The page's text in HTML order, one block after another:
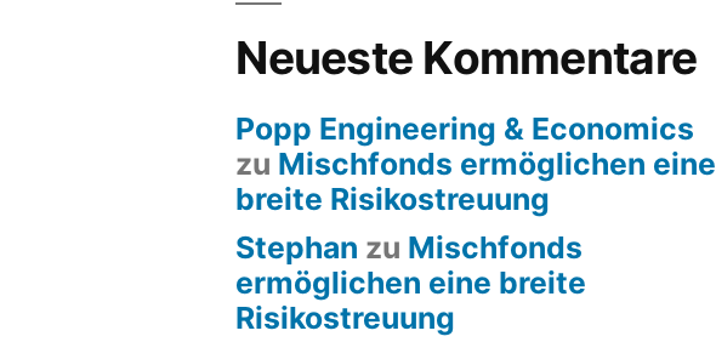
Neueste Kommentare
Popp Engineering & Economics
zu Mischfonds ermöglichen eine
breite Risikostreuung
Stephan zu Mischfonds
ermöglichen eine breite
Risikostreuung